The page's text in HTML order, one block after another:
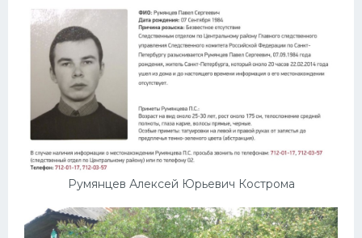
Румянцев Алексей Юрьевич Кострома